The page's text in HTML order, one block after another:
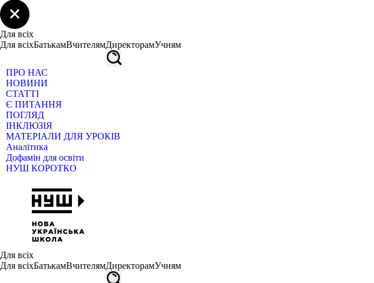
Для всіх
Для всіхБатькамВчителямДиректорамУчням
ПРО НАС
НОВИНИ
СТАТТІ
Є ПИТАННЯ
ПОГЛЯД
ІНКЛЮЗІЯ
МАТЕРІАЛИ ДЛЯ УРОКІВ
Аналітика
Дофамін для освіти
НУШ КОРОТКО
Для всіх
Для всіхБатькамВчителямДиректорамУчням